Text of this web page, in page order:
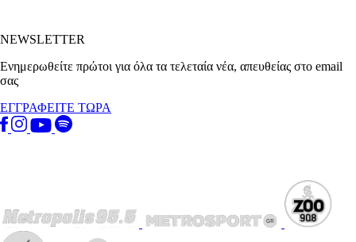
NEWSLETTER
Ενημερωθείτε πρώτοι για όλα τα τελεταία νέα, απευθείας στο email
σας
ΕΓΓΡΑΦΕΙΤΕ ΤΩΡΑ